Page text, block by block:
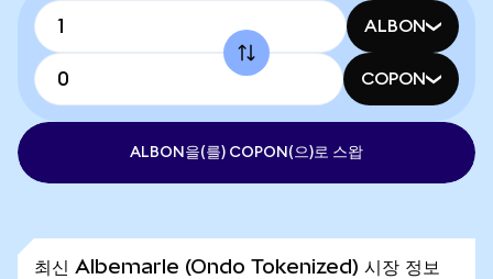
ALBON
COPON
ALBON을(를) COPON(으)로 스왑
최신 Albemarle (Ondo Tokenized) 시장 정보